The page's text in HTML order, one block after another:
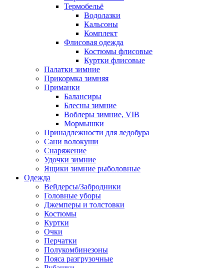
Термобельё
Водолазки
Кальсоны
Комплект
Флисовая одежда
Костюмы флисовые
Куртки флисовые
Палатки зимние
Прикормка зимняя
Приманки
Балансиры
Блесны зимние
Воблеры зимние, VIB
Мормышки
Принадлежности для ледобура
Сани волокуши
Снаряжение
Удочки зимние
Ящики зимние рыболовные
Одежда
Вейдерсы/Забродники
Головные уборы
Джемперы и толстовки
Костюмы
Куртки
Очки
Перчатки
Полукомбинезоны
Пояса разгрузочные